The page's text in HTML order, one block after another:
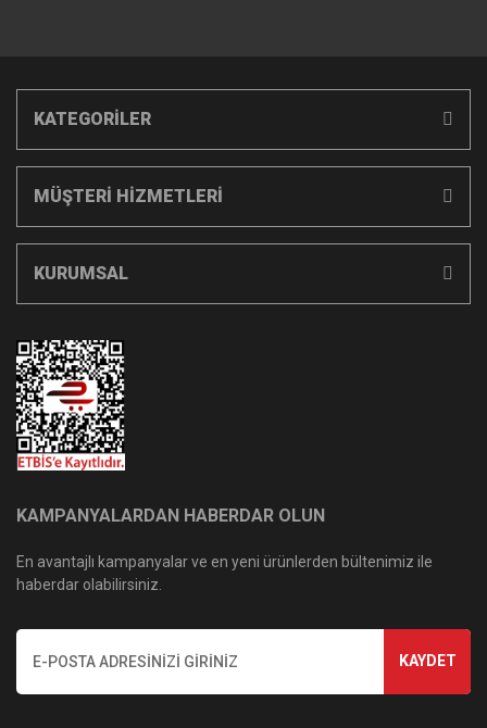
KATEGORİLER
MÜŞTERİ HİZMETLERİ
KURUMSAL
KAMPANYALARDAN HABERDAR OLUN
En avantajlı kampanyalar ve en yeni ürünlerden bültenimiz ile
haberdar olabilirsiniz.
KAYDET